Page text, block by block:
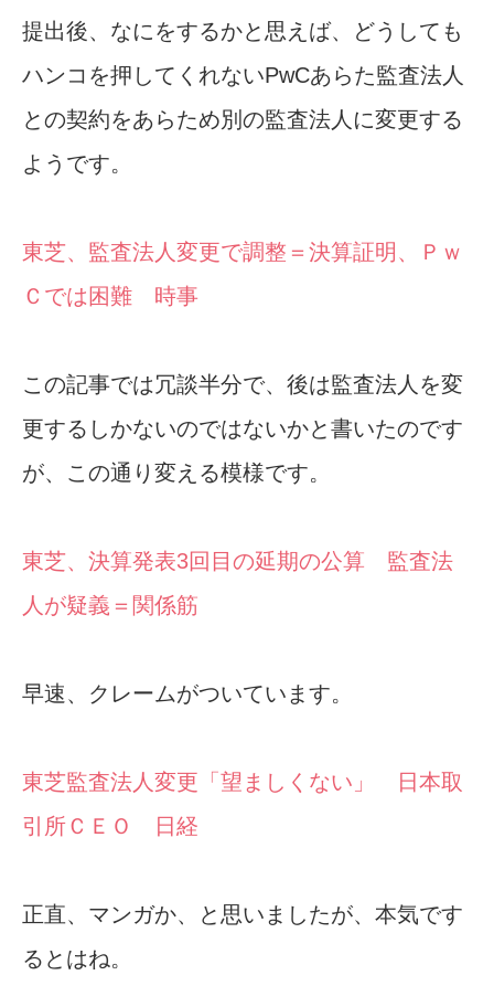
提出後、なにをするかと思えば、どうしても
ハンコを押してくれないPwCあらた監査法人
との契約をあらため別の監査法人に変更する
ようです。
東芝、監査法人変更で調整＝決算証明、Ｐｗ
Ｃでは困難 時事
この記事では冗談半分で、後は監査法人を変
更するしかないのではないかと書いたのです
が、この通り変える模様です。
東芝、決算発表3回目の延期の公算 監査法
人が疑義＝関係筋
早速、クレームがついています。
東芝監査法人変更「望ましくない」 日本取
引所ＣＥＯ 日経
正直、マンガか、と思いましたが、本気です
るとはね。